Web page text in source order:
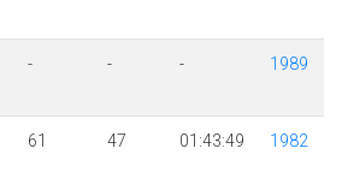
- - - 1989
61 47 01:43:49 1982